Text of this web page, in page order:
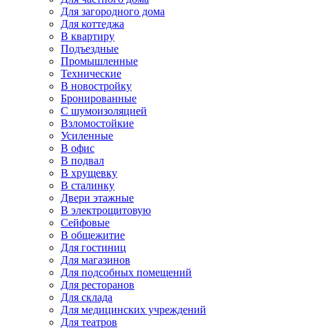
Для загородного дома
Для коттеджа
В квартиру
Подъездные
Промышленные
Технические
В новостройку
Бронированные
С шумоизоляцией
Взломостойкие
Усиленные
В офис
В подвал
В хрущевку
В сталинку
Двери этажные
В электрощитовую
Сейфовые
В общежитие
Для гостиниц
Для магазинов
Для подсобных помещений
Для ресторанов
Для склада
Для медицинских учреждений
Для театров